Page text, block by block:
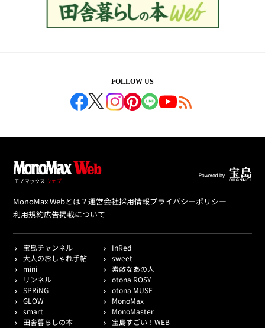
FOLLOW US
MonoMax Webとは？運営会社採用情報プライバシーポリシー
利用規約広告掲載について
宝島チャンネル
InRed
大人のおしゃれ手帖
sweet
mini
素敵なあの人
リンネル
otona ROSY
SPRiNG
otona MUSE
GLOW
MonoMax
smart
MonoMaster
田舎暮らしの本
宝島すごい！WEB